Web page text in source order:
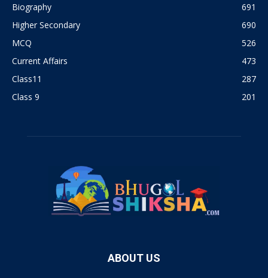
Biography
691
Higher Secondary
690
MCQ
526
Current Affairs
473
Class11
287
Class 9
201
ABOUT US